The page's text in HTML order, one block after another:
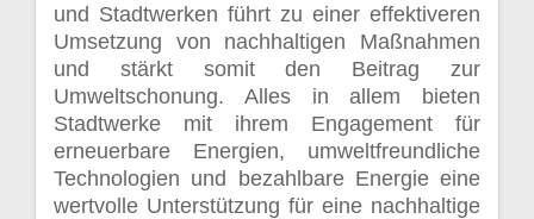
und Stadtwerken führt zu einer effektiveren
Umsetzung von nachhaltigen Maßnahmen
und stärkt somit den Beitrag zur
Umweltschonung. Alles in allem bieten
Stadtwerke mit ihrem Engagement für
erneuerbare Energien, umweltfreundliche
Technologien und bezahlbare Energie eine
wertvolle Unterstützung für eine nachhaltige